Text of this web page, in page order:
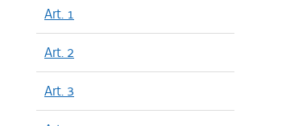
Art. 1
Art. 2
Art. 3